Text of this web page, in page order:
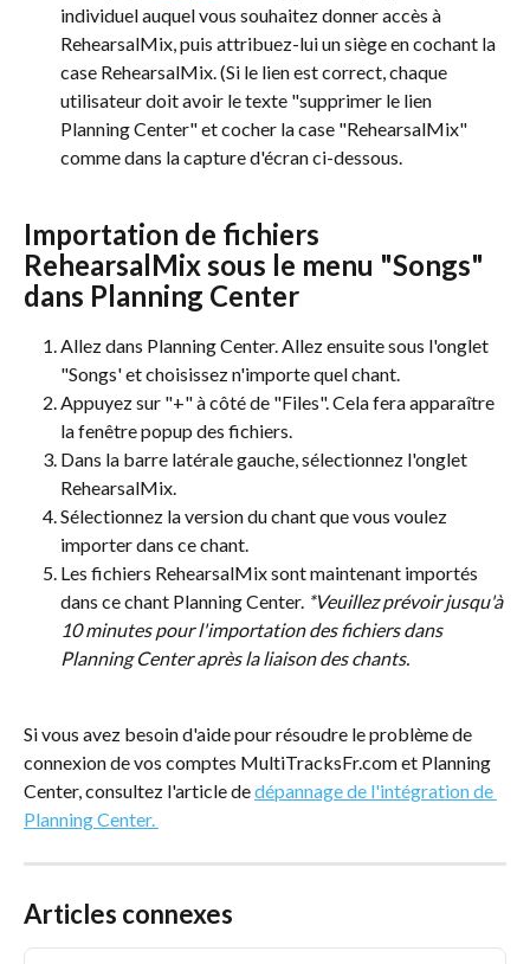
individuel auquel vous souhaitez donner accès à
RehearsalMix, puis attribuez-lui un siège en cochant la
case RehearsalMix. (Si le lien est correct, chaque
utilisateur doit avoir le texte "supprimer le lien
Planning Center" et cocher la case "RehearsalMix"
comme dans la capture d'écran ci-dessous.
Importation de fichiers
RehearsalMix sous le menu "Songs"
dans Planning Center
Allez dans Planning Center. Allez ensuite sous l'onglet
"Songs' et choisissez n'importe quel chant.
Appuyez sur "+" à côté de "Files". Cela fera apparaître
la fenêtre popup des fichiers.
Dans la barre latérale gauche, sélectionnez l'onglet
RehearsalMix.
Sélectionnez la version du chant que vous voulez
importer dans ce chant.
Les fichiers RehearsalMix sont maintenant importés
dans ce chant Planning Center. *Veuillez prévoir jusqu'à
10 minutes pour l'importation des fichiers dans
Planning Center après la liaison des chants.
Si vous avez besoin d'aide pour résoudre le problème de
connexion de vos comptes MultiTracksFr.com et Planning
Center, consultez l'article de dépannage de l'intégration de
Planning Center.
Articles connexes